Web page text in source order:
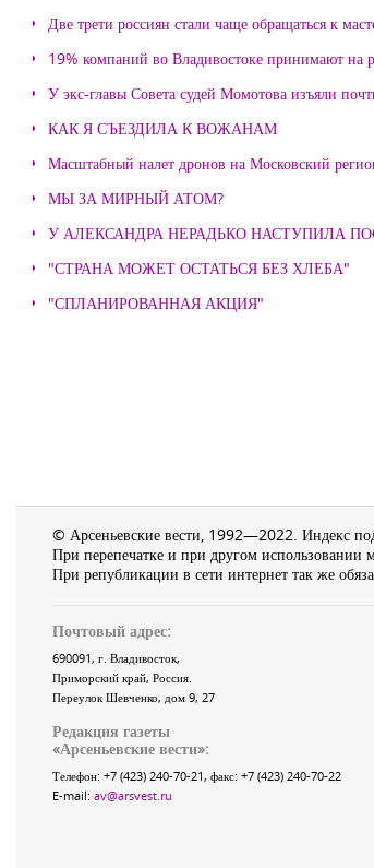
Две трети россиян стали чаще обращаться к
19% компаний во Владивостоке принимают на
У экс-главы Совета судей Момотова изъяли
КАК Я СЪЕЗДИЛА К ВОЖАНАМ
Масштабный налет дронов на Московский
МЫ ЗА МИРНЫЙ АТОМ?
У АЛЕКСАНДРА НЕРАДЬКО НАСТУПИЛА
"СТРАНА МОЖЕТ ОСТАТЬСЯ БЕЗ ХЛЕБА"
"СПЛАНИРОВАННАЯ АКЦИЯ"
© Арсеньевские вести, 1992—2022. Индекс
При перепечатке и при другом использовании
При републикации в сети интернет так же
Почтовый адрес:
690091, г. Владивосток,
Приморский край, Россия.
Переулок Шевченко, дом 9, 27
Редакция газеты
«Арсеньевские вести»:
Телефон: +7 (423) 240-70-21, факс: +7 (423) 240-70-22
E-mail: av@arsvest.ru